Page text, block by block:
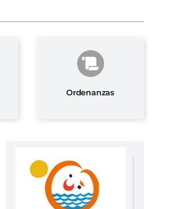
Ordenanzas